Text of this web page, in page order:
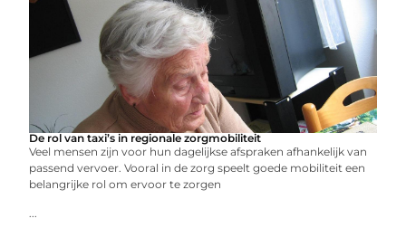
De rol van taxi’s in regionale zorgmobiliteit
Veel mensen zijn voor hun dagelijkse afspraken afhankelijk van
passend vervoer. Vooral in de zorg speelt goede mobiliteit een
belangrijke rol om ervoor te zorgen
...